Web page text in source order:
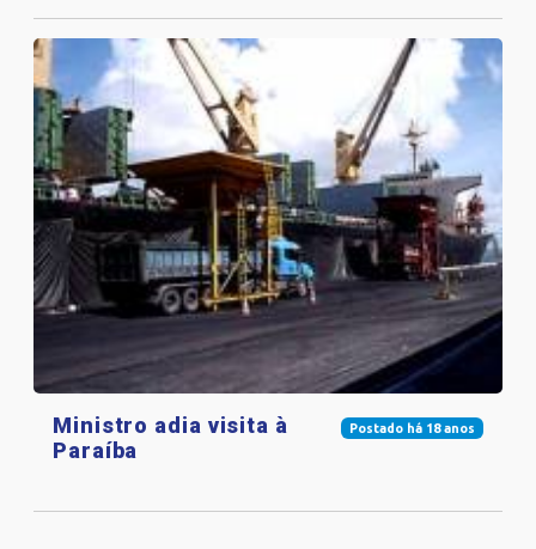
Postado há 18 anos
Ministro adia visita à
Paraíba